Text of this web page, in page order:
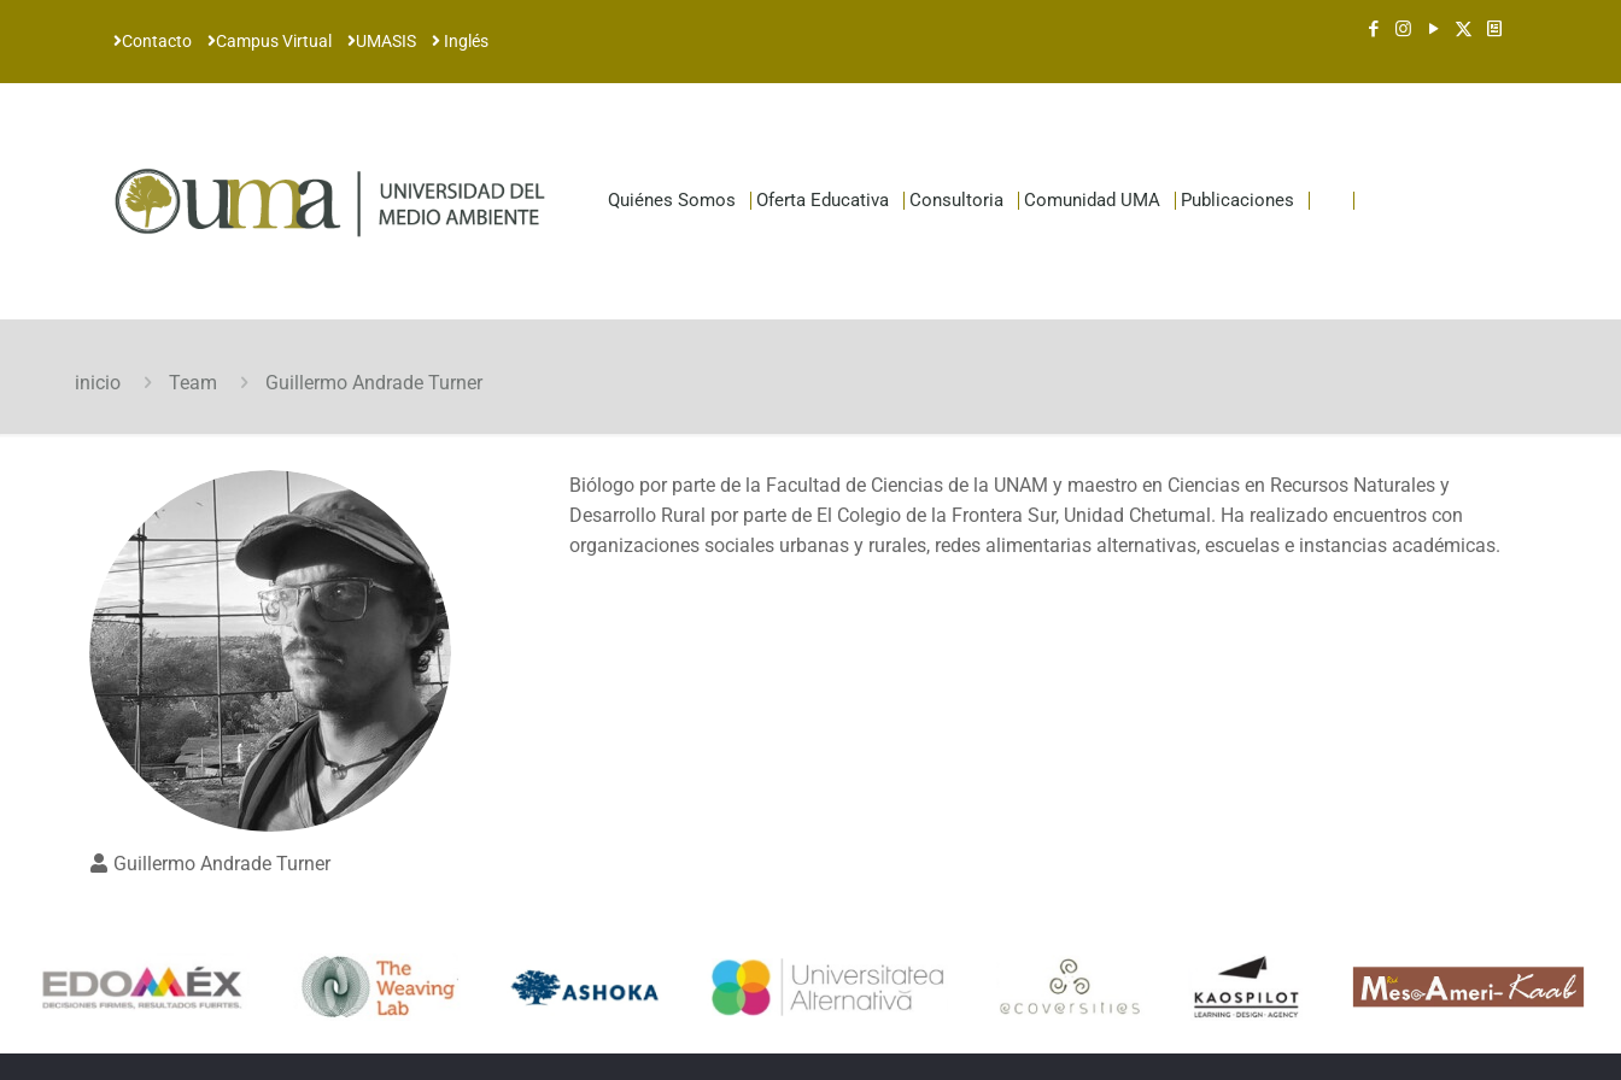
Contacto Campus Virtual UMASIS Inglés
Quiénes Somos Oferta Educativa Consultoria Comunidad UMA Publicaciones
inicio Team Guillermo Andrade Turner
Guillermo Andrade Turner
Biólogo por parte de la Facultad de Ciencias de la UNAM y maestro en Ciencias en Recursos Naturales y
Desarrollo Rural por parte de El Colegio de la Frontera Sur, Unidad Chetumal. Ha realizado encuentros con
organizaciones sociales urbanas y rurales, redes alimentarias alternativas, escuelas e instancias académicas.